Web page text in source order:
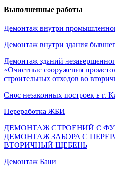
Выполненные работы
Демонтаж внутри
Демонтаж внутри здания
Демонтаж зданий
«Очистные сооружения
строительных отходов во
Снос незаконных построек в г.
Переработка ЖБИ
ДЕМОНТАЖ СТРОЕНИЙ С
ДЕМОНТАЖ ЗАБОРА С
ВТОРИЧНЫЙ ЩЕБЕНЬ
Демонтаж Бани